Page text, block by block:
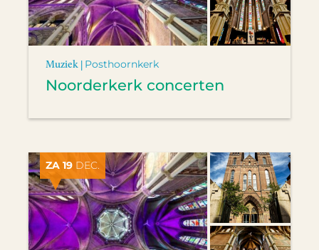
Muziek | Posthoornkerk
Noorderkerk concerten
ZA 19 DEC.